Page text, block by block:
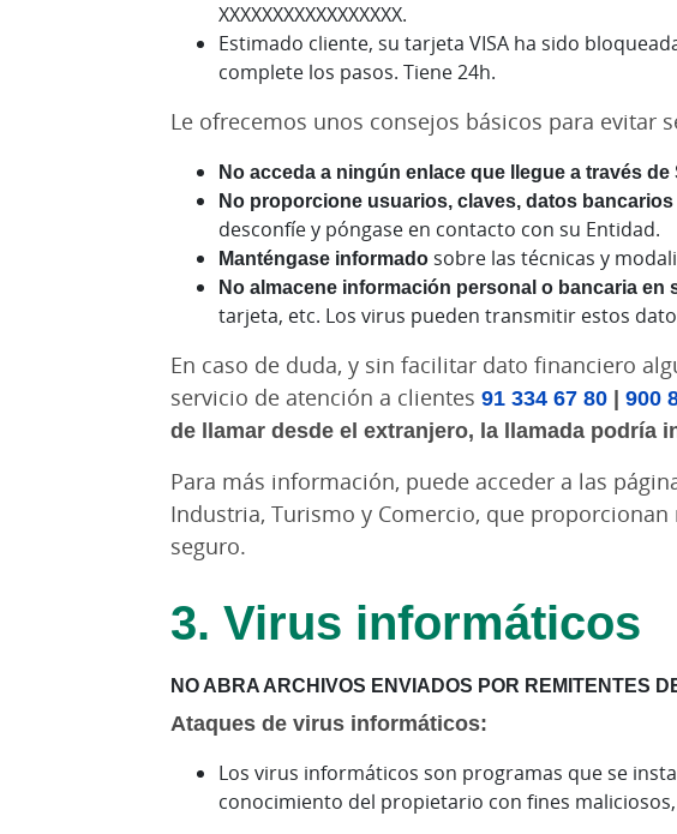
XXXXXXXXXXXXXXXXX.
Estimado cliente, su tarjeta VISA ha sido
complete los pasos. Tiene 24h.
Le ofrecemos unos consejos básicos para evitar
No acceda a ningún enlace que llegue a través de
No proporcione usuarios, claves, datos
desconfíe y póngase en contacto con su Entidad.
Manténgase informado sobre las técnicas y
No almacene información personal o bancaria en
tarjeta, etc. Los virus pueden transmitir estos
En caso de duda, y sin facilitar dato financiero
servicio de atención a clientes 91 334 67 80 | 900
de llamar desde el extranjero, la llamada podría
Para más información, puede acceder a las
Industria, Turismo y Comercio, que
seguro.
3. Virus informáticos
NO ABRA ARCHIVOS ENVIADOS POR REMITENTES
Ataques de virus informáticos:
Los virus informáticos son programas que se
conocimiento del propietario con fines